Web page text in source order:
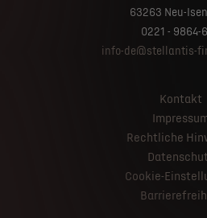
63263 Neu-
0221 - 9864-
info-de@stellantis-
Kontakt
Rechtliche
Cookie-